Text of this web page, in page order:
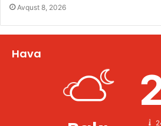
Avqust 8, 2026
Hava